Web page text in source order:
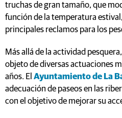
truchas de gran tamaño, que
función de la temperatura
principales reclamos para los
Más allá de la actividad
objeto de diversas actuaciones
años. El Ayuntamiento de La
adecuación de paseos en las
con el objetivo de mejorar su